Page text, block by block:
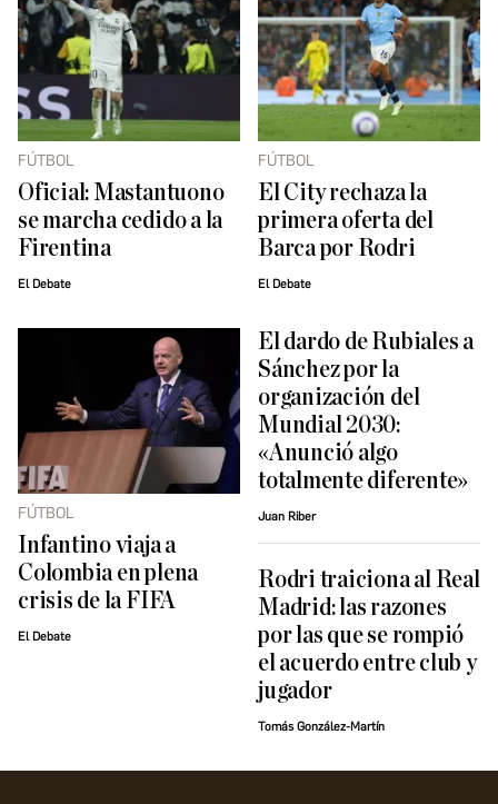
FÚTBOL
Oficial: Mastantuono
se marcha cedido a la
Firentina
El Debate
FÚTBOL
El City rechaza la
primera oferta del
Barca por Rodri
El Debate
FÚTBOL
Infantino viaja a
Colombia en plena
crisis de la FIFA
El Debate
El dardo de Rubiales a
Sánchez por la
organización del
Mundial 2030:
«Anunció algo
totalmente diferente»
Juan Riber
Rodri traiciona al Real
Madrid: las razones
por las que se rompió
el acuerdo entre club y
jugador
Tomás González-Martín